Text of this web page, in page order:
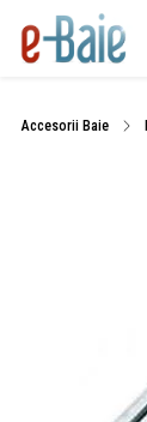
Accesorii Baie